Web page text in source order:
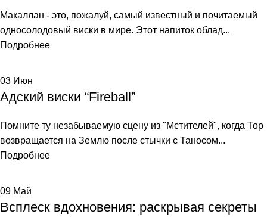
Макаллан - это, пожалуй, самый известный и почитаемый
односолодовый виски в мире. Этот напиток облад...
Подробнее
03 Июн
Адский виски “Fireball”
Помните ту незабываемую сцену из "Мстителей", когда Тор
возвращается на Землю после стычки с Таносом...
Подробнее
09 Май
Всплеск вдохновения: раскрывая секреты